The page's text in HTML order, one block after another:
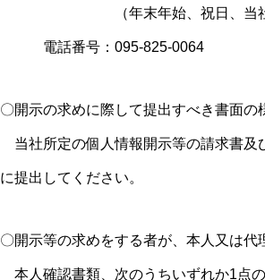
（年末年始、祝日、当社が別
電話番号：095-825-0064
〇開示の求めに際して提出すべき書面
当社所定の個人情報開示等の請求書及
に提出してください。
〇開示等の求めをする者が、本人又は代
本人確認書類、次のうちいずれか1点の